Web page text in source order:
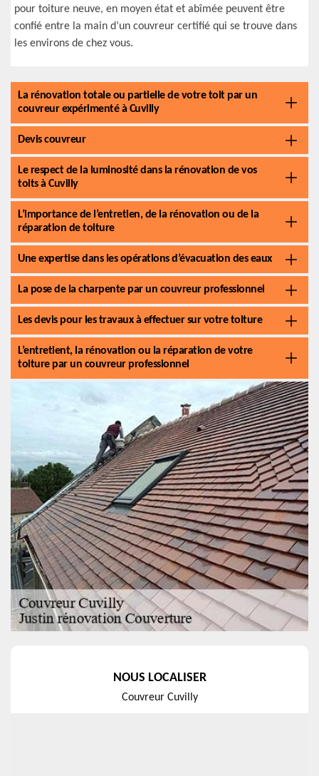
pour toiture neuve, en moyen état et abîmée peuvent être
confié entre la main d’un couvreur certifié qui se trouve dans
les environs de chez vous.
La rénovation totale ou partielle de votre toit par un
couvreur expérimenté à Cuvilly
Devis couvreur
Le respect de la luminosité dans la rénovation de vos
toits à Cuvilly
L’importance de l’entretien, de la rénovation ou de la
réparation de toiture
Une expertise dans les opérations d’évacuation des eaux
La pose de la charpente par un couvreur professionnel
Les devis pour les travaux à effectuer sur votre toiture
L’entretient, la rénovation ou la réparation de votre
toiture par un couvreur professionnel
NOUS LOCALISER
Couvreur Cuvilly